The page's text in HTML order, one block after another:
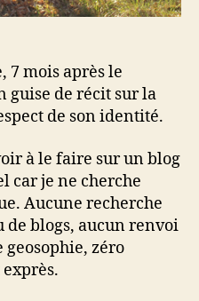
7 mois après le
guise de récit sur la
de son identité.
à le faire sur un blog
car je ne cherche
Aucune recherche
de blogs, aucun renvoi
geosophie, zéro